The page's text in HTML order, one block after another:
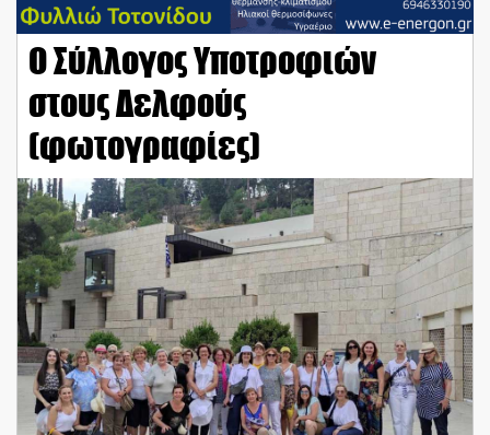
Ο Σύλλογος Υποτροφιών
στους Δελφούς
(φωτογραφίες)